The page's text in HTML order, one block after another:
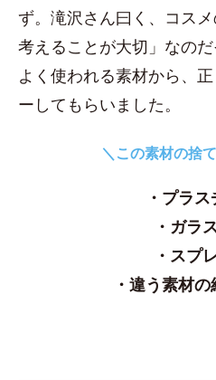
ず。滝沢さん曰く、コス
考えることが大切」なの
よく使われる素材から、
ーしてもらいました。
＼この素材の捨
・プラ
・ガラ
・スプ
・違う素材